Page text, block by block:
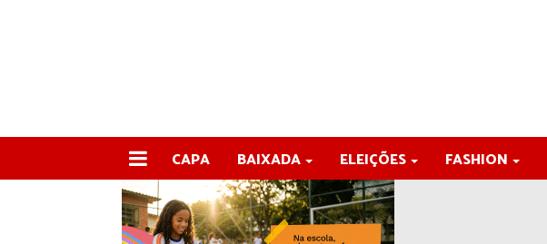
CAPA BAIXADA ELEIÇÕES FASHION